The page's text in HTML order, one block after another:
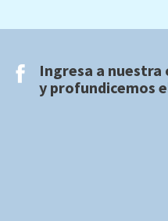
Ingresa a nuestra
y profundicemos